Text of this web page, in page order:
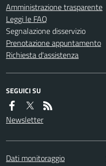
Amministrazione trasparente
Leggi le FAQ
Segnalazione disservizio
Prenotazione appuntamento
Richiesta d'assistenza
SEGUICI SU
Newsletter
Dati monitoraggio